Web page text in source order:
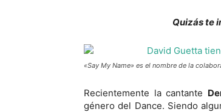
Quizás te
«Say My Name» es el nombre de la
Recientemente la cantante
género del Dance. Siendo